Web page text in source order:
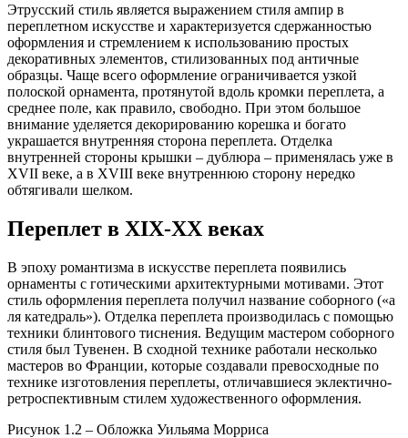
Этрусский стиль является выражением стиля ампир в
переплетном искусстве и характеризуется сдержанностью
оформления и стремлением к использованию простых
декоративных элементов, стилизованных под античные
образцы. Чаще всего оформление ограничивается узкой
полоской орнамента, протянутой вдоль кромки переплета, а
среднее поле, как правило, свободно. При этом большое
внимание уделяется декорированию корешка и богато
украшается внутренняя сторона переплета. Отделка
внутренней стороны крышки – дублюра – применялась уже в
XVII веке, а в XVIII веке внутреннюю сторону нередко
обтягивали шелком.
Переплет в XIX-ХХ веках
В эпоху романтизма в искусстве переплета появились
орнаменты с готическими архитектурными мотивами. Этот
стиль оформления переплета получил название соборного («а
ля катедраль»). Отделка переплета производилась с помощью
техники блинтового тиснения. Ведущим мастером соборного
стиля был Тувенен. В сходной технике работали несколько
мастеров во Франции, которые создавали превосходные по
технике изготовления переплеты, отличавшиеся эклектично-
ретроспективным стилем художественного оформления.
Рисунок 1.2 – Обложка Уильяма Морриса